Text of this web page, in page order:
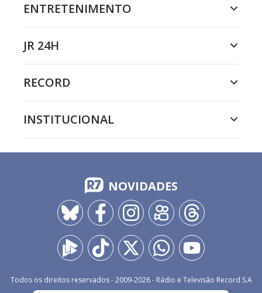
ENTRETENIMENTO
JR 24H
RECORD
INSTITUCIONAL
NOVIDADES
Todos os direitos reservados - 2009-2026- Rádio e Televisão Record S.A